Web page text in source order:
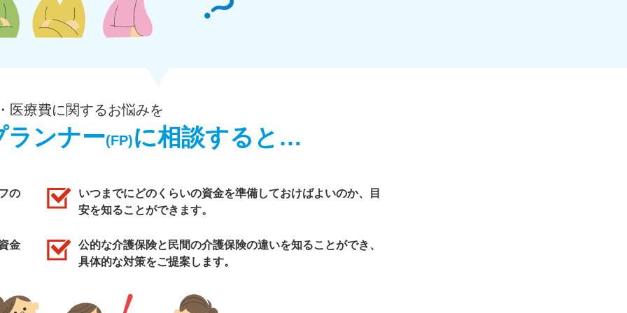
医療費に関するお悩みを
ランナー(FP)に相談すると…
の
いつまでにどのくらいの資金を準備しておけばよいのか、目
安を知ることができます。
金
公的な介護保険と民間の介護保険の違いを知ることができ、
具体的な対策をご提案します。